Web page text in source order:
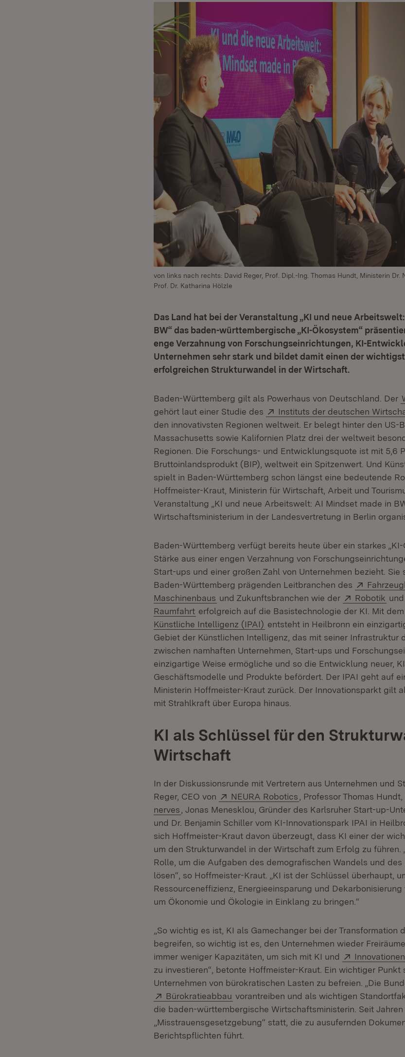
von links nach rechts: David Reger, Prof. Dipl.-Ing. Thomas Hundt, Ministerin
Prof. Dr. Katharina Hölzle
Das Land hat bei der Veranstaltung „KI und neue
BW“ das baden-württembergische „KI-Ökosystem“
enge Verzahnung von Forschungseinrichtungen, KI-
Unternehmen sehr stark und bildet damit einen der
erfolgreichen Strukturwandel in der Wirtschaft.
Baden-Württemberg gilt als Powerhaus von Deutschland. Der
gehört laut einer Studie des
Extern:
Instituts der deutschen
den innovativsten Regionen weltweit. Er belegt hinter den US-
Massachusetts sowie Kalifornien Platz drei der weltweit
Regionen. Die Forschungs- und Entwicklungsquote ist mit 5,6
Bruttoinlandsprodukt (BIP), weltweit ein Spitzenwert. Und
spielt in Baden-Württemberg schon längst eine bedeutende
Hoffmeister-Kraut, Ministerin für Wirtschaft, Arbeit und
Veranstaltung „KI und neue Arbeitswelt: AI Mindset made in
Wirtschaftsministerium in der Landesvertretung in Berlin
Baden-Württemberg verfügt bereits heute über ein starkes „KI-
Stärke aus einer engen Verzahnung von
Start-ups und einer großen Zahl von Unternehmen bezieht. Sie
Baden-Württemberg prägenden Leitbranchen des
Extern:
Maschinenbaus (Öffnet in neuem Fenster)
und Zukunftsbranchen wie der Extern:
Robotik
Raumfahrt (Öffnet in neuem Fenster)
erfolgreich auf die Basistechnologie der KI. Mit dem
Künstliche Intelligenz (IPAI) (Öffnet in neuem Fenster)
entsteht in Heilbronn ein
Gebiet der Künstlichen Intelligenz, das mit seiner Infrastruktur
zwischen namhaften Unternehmen, Start-ups und
einzigartige Weise ermögliche und so die Entwicklung neuer,
Geschäftsmodelle und Produkte befördert. Der IPAI geht auf
Ministerin Hoffmeister-Kraut zurück. Der Innovationsparkt gilt
mit Strahlkraft über Europa hinaus.
KI als Schlüssel für den
Wirtschaft
In der Diskussionsrunde mit Vertretern aus Unternehmen und
Reger, CEO von
Extern:
NEURA Robotics (Öffnet in neuem Fenster)
, Professor Thomas
nerves (Öffnet in neuem Fenster)
, Jonas Menesklou, Gründer des Karlsruher Start-up-
und Dr. Benjamin Schiller vom KI-Innovationspark IPAI in
sich Hoffmeister-Kraut davon überzeugt, dass KI einer der
um den Strukturwandel in der Wirtschaft zum Erfolg zu führen.
Rolle, um die Aufgaben des demografischen Wandels und
lösen“, so Hoffmeister-Kraut. „KI ist der Schlüssel überhaupt,
Ressourceneffizienz, Energieeinsparung und Dekarbonisierung
um Ökonomie und Ökologie in Einklang zu bringen.“
„So wichtig es ist, KI als Gamechanger bei der Transformation
begreifen, so wichtig ist es, den Unternehmen wieder
immer weniger Kapazitäten, um sich mit KI und
Extern:
Innovationen
zu investieren“, betonte Hoffmeister-Kraut. Ein wichtiger Punkt
Unternehmen von bürokratischen Lasten zu befreien. „Die
Extern:
Bürokratieabbau (Öffnet in neuem Fenster)
vorantreiben und als wichtigen
die baden-württembergische Wirtschaftsministerin. Seit
„Misstrauensgesetzgebung“ statt, die zu ausufernden
Berichtspflichten führt.